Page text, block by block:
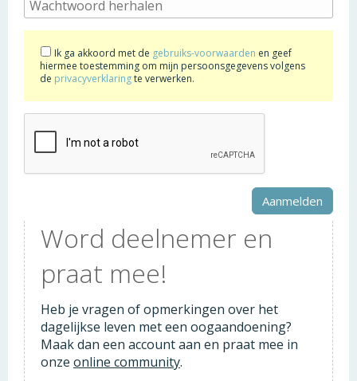
Ik ga akkoord met de gebruiks-voorwaarden en geef
hiermee toestemming om mijn persoonsgegevens volgens
de privacyverklaringte verwerken.
Word deelnemer en
praat mee!
Heb je vragen of opmerkingen over het
dagelijkse leven met een oogaandoening?
Maak dan een account aan en praat mee in
onze online community.